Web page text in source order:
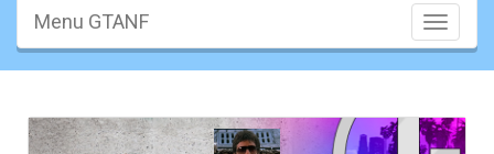
Toggle
Menu GTANF